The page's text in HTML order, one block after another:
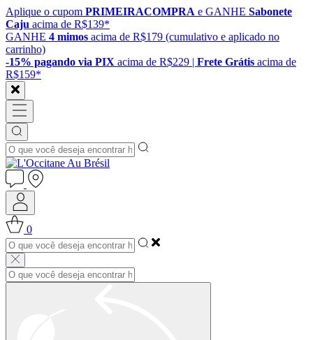
Aplique o cupom PRIMEIRACOMPRA e GANHE Sabonete
Caju acima de R$139*
GANHE 4 mimos acima de R$179 (cumulativo e aplicado no
carrinho)
-15% pagando via PIX acima de R$229 | Frete Grátis acima de
R$159*
0